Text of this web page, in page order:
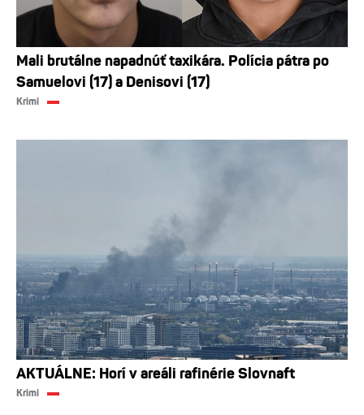
Mali brutálne napadnúť taxikára. Polícia pátra po
Samuelovi (17) a Denisovi (17)
Krimi
AKTUÁLNE: Horí v areáli rafinérie Slovnaft
Krimi